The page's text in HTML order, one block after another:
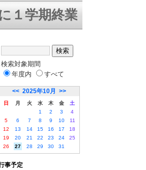
学期終業式を迎える
検索対象期間
年度内
すべて
<< 2025年10月 >>
日 月 火 水 木 金
土
1
2 3
4
5
6 7 8 9 10
11
12
13 14 15 16 17
18
19
20 21 22 23 24
25
26
27 28 29 30 31
事予定